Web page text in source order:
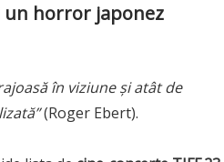
un horror japonez
în viziune și atât de
(Roger Ebert).